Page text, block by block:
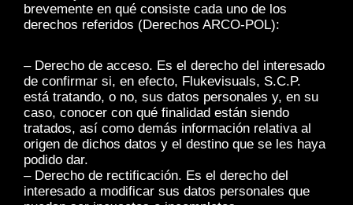
brevemente en qué consiste cada uno de los
derechos referidos (Derechos ARCO-POL):
– Derecho de acceso. Es el derecho del interesado
de confirmar si, en efecto, Flukevisuals, S.C.P.
está tratando, o no, sus datos personales y, en su
caso, conocer con qué finalidad están siendo
tratados, así como demás información relativa al
origen de dichos datos y el destino que se les haya
podido dar.
– Derecho de rectificación. Es el derecho del
interesado a modificar sus datos personales que